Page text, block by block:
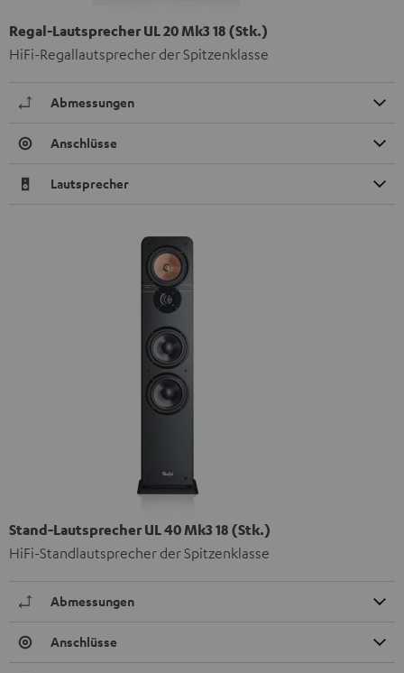
Regal-Lautsprecher UL 20 Mk3 18 (Stk.)
HiFi-Regallautsprecher der Spitzenklasse
Abmessungen
Anschlüsse
Lautsprecher
Stand-Lautsprecher UL 40 Mk3 18 (Stk.)
HiFi-Standlautsprecher der Spitzenklasse
Abmessungen
Anschlüsse